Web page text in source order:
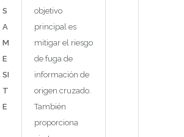
S
A
M
E
SI
T
E
objetivo
principal es
mitigar el riesgo
de fuga de
información de
origen cruzado.
También
proporciona